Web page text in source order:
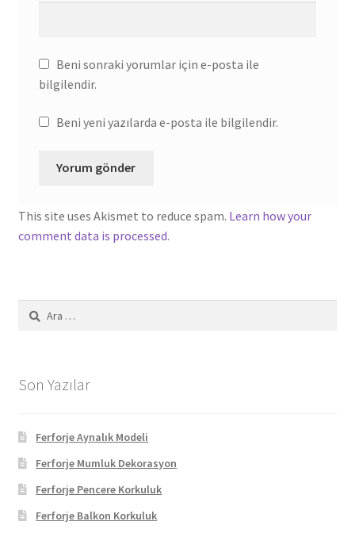
Beni sonraki yorumlar için e-posta ile
bilgilendir.
Beni yeni yazılarda e-posta ile bilgilendir.
This site uses Akismet to reduce spam. Learn how your
comment data is processed.
Arama:
Son Yazılar
Ferforje Aynalık Modeli
Ferforje Mumluk Dekorasyon
Ferforje Pencere Korkuluk
Ferforje Balkon Korkuluk